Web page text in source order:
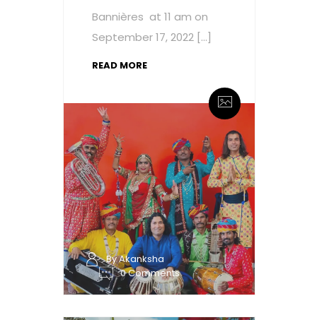
Bannières at 11 am on
September 17, 2022 […]
READ MORE
By Akanksha
0 Comments